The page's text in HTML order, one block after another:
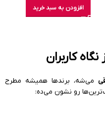
افزودن به سبد خرید
کاربران
می‌شه، برندها همیشه مطرح
رو نشون می‌ده: